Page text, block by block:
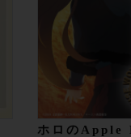
ホロのApple